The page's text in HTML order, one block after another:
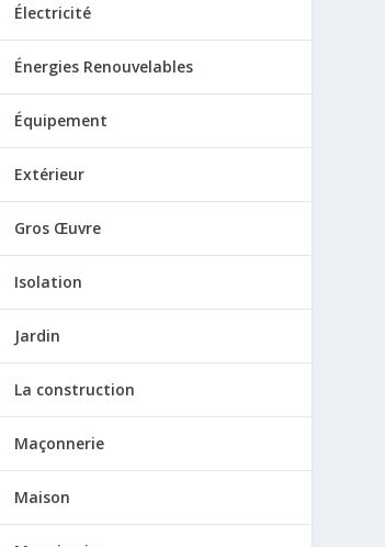
Électricité
Énergies Renouvelables
Équipement
Extérieur
Gros Œuvre
Isolation
Jardin
La construction
Maçonnerie
Maison